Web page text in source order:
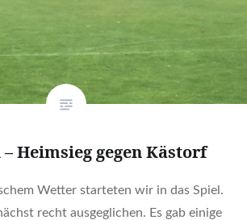
Heimsieg gegen Kästorf
Wetter starteten wir in das Spiel.
recht ausgeglichen. Es gab einige